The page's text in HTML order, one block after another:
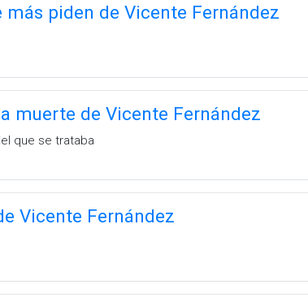
más piden de Vicente Fernández
muerte de Vicente Fernández
que se trataba
Vicente Fernández